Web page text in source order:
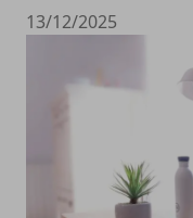
13/12/2025